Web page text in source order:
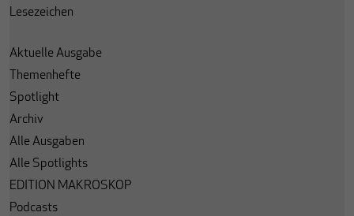
Lesezeichen
Aktuelle Ausgabe
Themenhefte
Spotlight
Archiv
Alle Ausgaben
Alle Spotlights
EDITION MAKROSKOP
Podcasts